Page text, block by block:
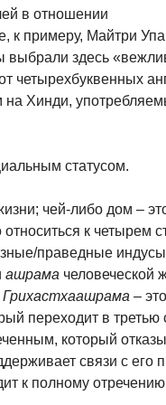
в отношении
к примеру, Майтри
выбрали здесь
четырехбуквенных
Хинди,
статусом.
чей-либо дом –
к четырем
праведные
ашрама человеческой
Грихастхаашрама –
переходит в третью
который
связи с его
к полному